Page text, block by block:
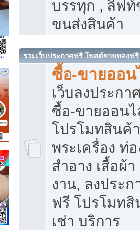
บรรทุก , ลิฟ
ขนส่งสินค้า
รวมเว็บประกาศฟรี โพสต์ขายของฟรี
ซื้อ-ขายออน
เว็บลงประก
ซื้อ-ขายออน
โปรโมทสินค้
พระเครื่อง ท่อ
สำอาง เสื้อผ้
งาน, ลงประ
ฟรี โปรโมท
เช่า บริการ